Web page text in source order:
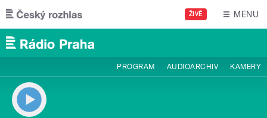
Přejít k hlavnímu obsahu
ŽIVĚ MENU
PROGRAM AUDIOARCHIV KAMERY